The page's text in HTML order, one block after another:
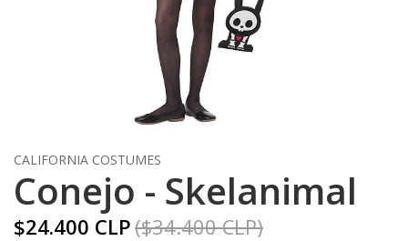
CALIFORNIA COSTUMES
Conejo - Skelanimal
$24.400 CLP($34.400 CLP)